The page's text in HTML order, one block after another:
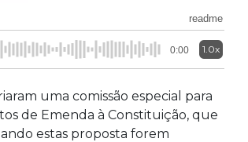
readme
0:00 1.0x
uma comissão especial para
de Emenda à Constituição, que
estas proposta forem